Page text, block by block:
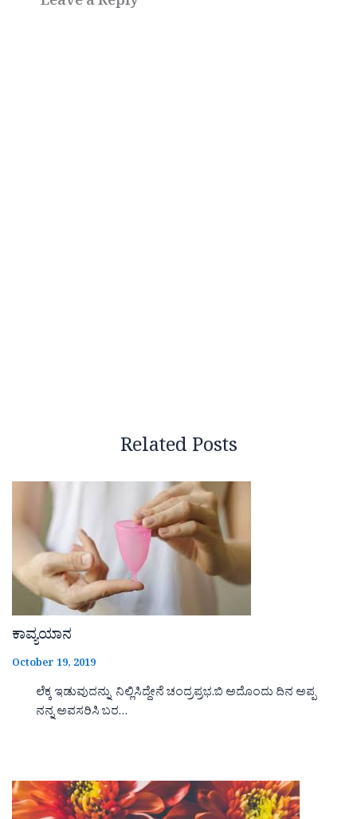
Related Posts
ಕಾವ್ಯಯಾನ
October 19, 2019
ಲೆಕ್ಕ ಇಡುವುದನ್ನು ನಿಲ್ಲಿಸಿದ್ದೇನೆ ಚಂದ್ರಪ್ರಭ.ಬಿ ಅದೊಂದು ದಿನ ಅಪ್ಪ
ನನ್ನ ಅವಸರಿಸಿ ಬರ…